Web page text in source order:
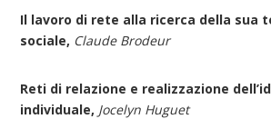
Il lavoro di rete alla ricerca della sua
sociale, Claude Brodeur
Reti di relazione e realizzazione
individuale, Jocelyn Huguet